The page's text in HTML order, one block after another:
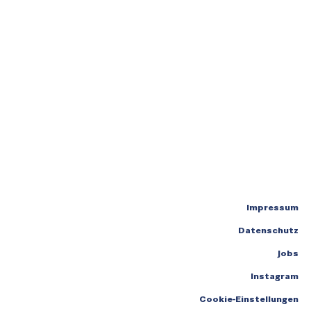
Impressum
Datenschutz
Jobs
Instagram
Cookie-Einstellungen